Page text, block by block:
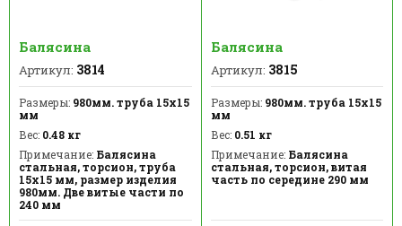
Балясина
Артикул: 3814
Размеры: 980мм. труба 15х15
мм
Вес: 0.48 кг
Примечание: Балясина
стальная, торсион, труба
15х15 мм, размер изделия
980мм. Две витые части по
240 мм
Балясина
Артикул: 3815
Размеры:980мм. труба 15х15
мм
Вес:0.51 кг
Примечание:Балясина
стальная, торсион, витая
часть по середине 290 мм